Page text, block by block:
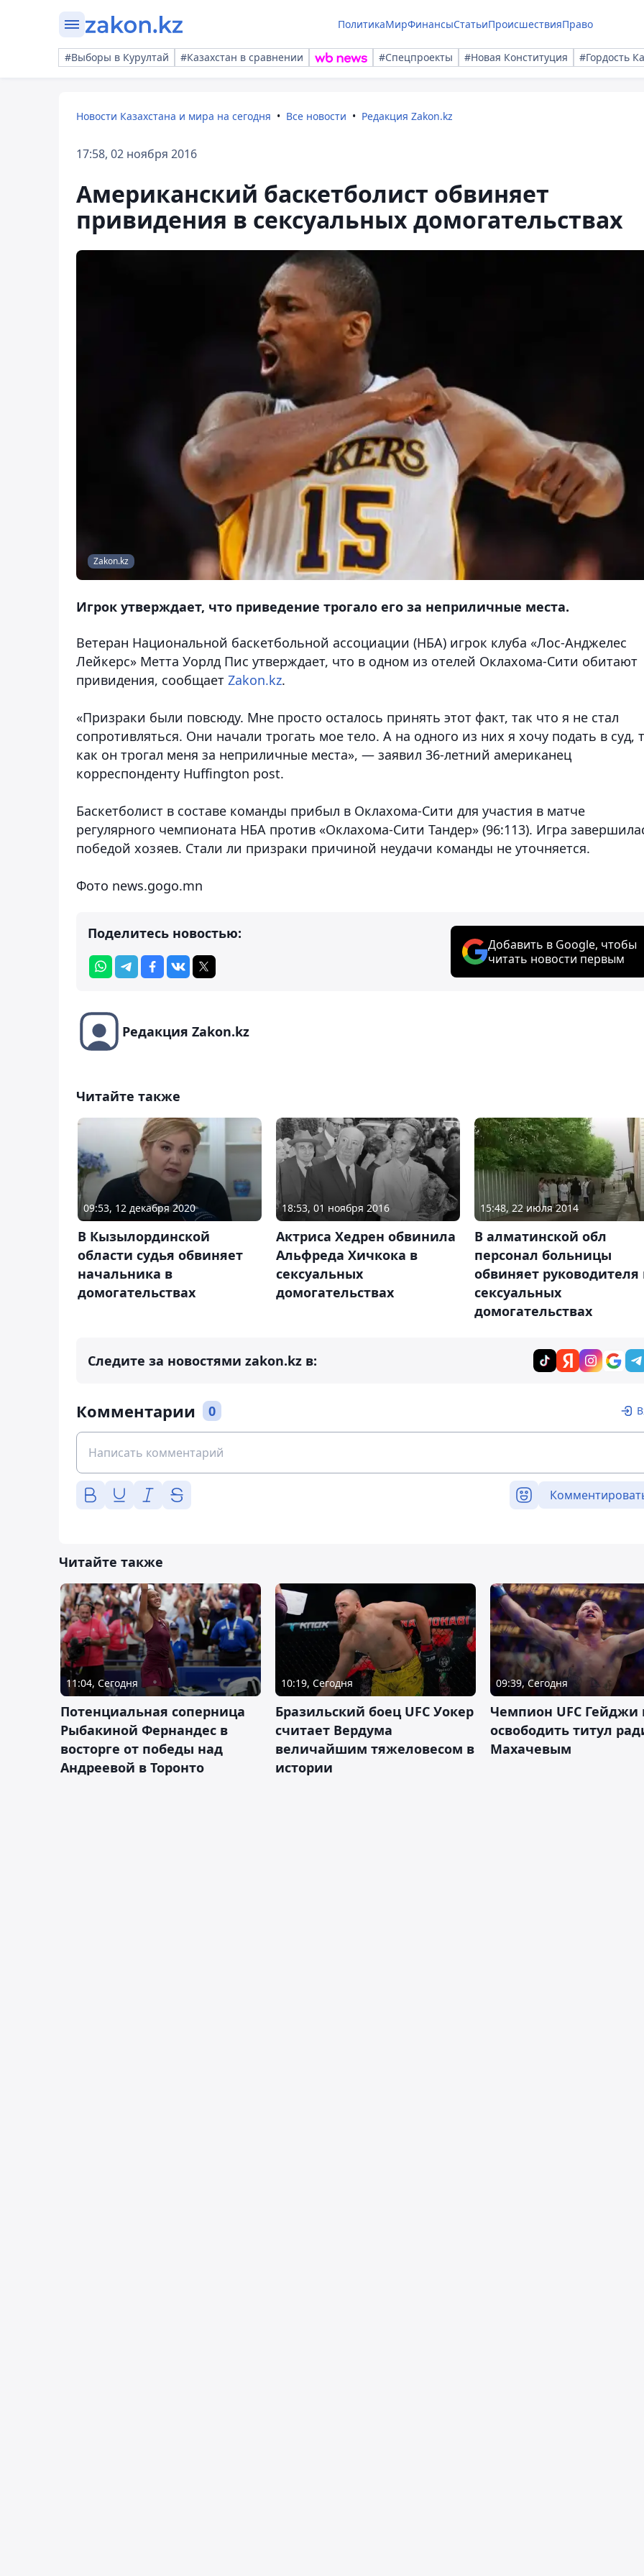
ПолитикаМирФинансыСтатьиПроисшествияПраво
#Выборы в Курултай #Казахстан в сравнении #Спецпроекты #Новая Конституция #Гордость
Новости Казахстана и мира на сегодня Все новости Редакция Zakon.kz
17:58, 02 ноября 2016
Американский баскетболист обвиняет
привидения в сексуальных домогательствах
Zakon.kz
Игрок утверждает, что приведение трогало его за неприличные места.
Ветеран Национальной баскетбольной ассоциации (НБА) игрок клуба «Лос-Анджелес
Лейкерс» Метта Уорлд Пис утверждает, что в одном из отелей Оклахома-Сити обитают
привидения, сообщает Zakon.kz.
«Призраки были повсюду. Мне просто осталось принять этот факт, так что я не стал
сопротивляться. Они начали трогать мое тело. А на одного из них я хочу подать в суд,
как он трогал меня за неприличные места», — заявил 36-летний американец
корреспонденту Huffington post.
Баскетболист в составе команды прибыл в Оклахома-Сити для участия в матче
регулярного чемпионата НБА против «Оклахома-Сити Тандер» (96:113). Игра
победой хозяев. Стали ли призраки причиной неудачи команды не уточняется.
Фото news.gogo.mn
Поделитесь новостью:
Добавить в Google, чтобы
читать новости первым
Редакция Zakon.kz
Читайте также
09:53, 12 декабря 2020
В Кызылординской
области судья обвиняет
начальника в
домогательствах
18:53, 01 ноября 2016
Актриса Хедрен обвинила
Альфреда Хичкока в
сексуальных
домогательствах
15:48, 22 июля 2014
В алматинской обл
персонал больницы
обвиняет руководителя
сексуальных
домогательствах
Следите за новостями zakon.kz в:
Комментарии 0
Читайте также
11:04, Сегодня
Потенциальная соперница
Рыбакиной Фернандес в
восторге от победы над
Андреевой в Торонто
10:19, Сегодня
Бразильский боец UFC Уокер
считает Вердума
величайшим тяжеловесом в
истории
09:39, Сегодня
Чемпион UFC
освободить титул
Махачевым